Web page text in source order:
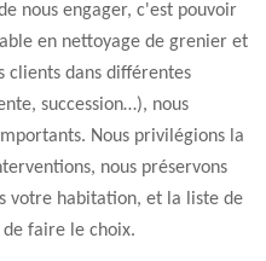
nous engager, c'est pouvoir
en nettoyage de grenier et
clients dans différentes
succession…), nous
Nous privilégions la
nous préservons
votre habitation, et la liste de
de faire le choix.